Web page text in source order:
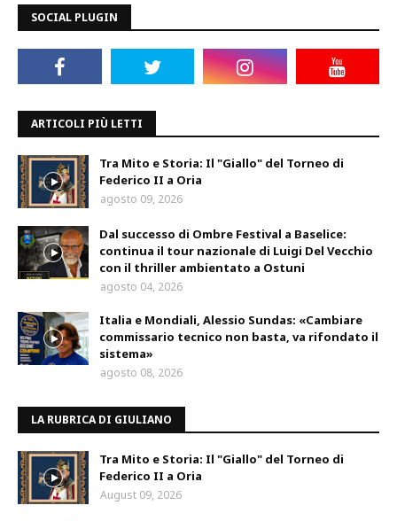
SOCIAL PLUGIN
ARTICOLI PIÙ LETTI
Tra Mito e Storia: Il "Giallo" del Torneo di
Federico II a Oria
agosto 09, 2026
Dal successo di Ombre Festival a Baselice:
continua il tour nazionale di Luigi Del Vecchio
con il thriller ambientato a Ostuni
agosto 04, 2026
Italia e Mondiali, Alessio Sundas: «Cambiare
commissario tecnico non basta, va rifondato il
sistema»
agosto 08, 2026
LA RUBRICA DI GIULIANO
Tra Mito e Storia: Il "Giallo" del Torneo di
Federico II a Oria
August 09, 2026